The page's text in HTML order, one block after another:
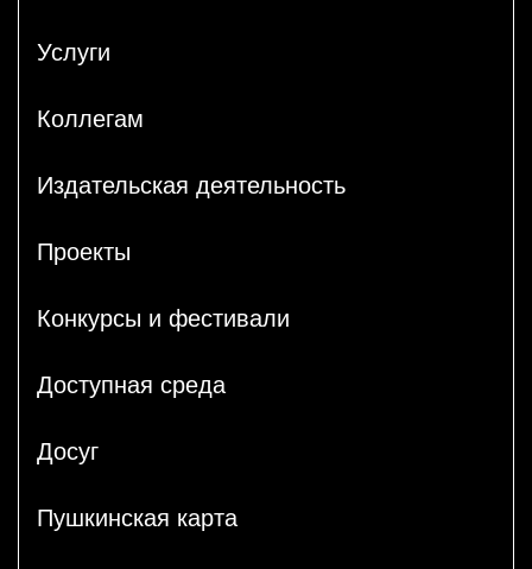
Услуги
Коллегам
Издательская деятельность
Проекты
Конкурсы и фестивали
Доступная среда
Досуг
Пушкинская карта